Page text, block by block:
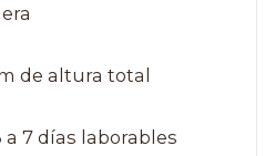
de altura total
a 7 días laborables